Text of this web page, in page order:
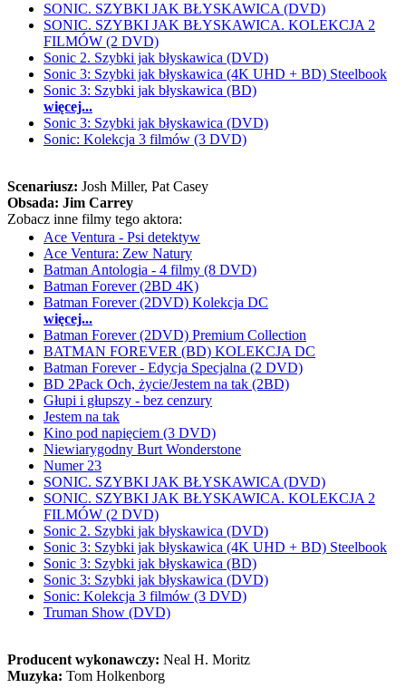
SONIC. SZYBKI JAK BŁYSKAWICA (DVD)
SONIC. SZYBKI JAK BŁYSKAWICA. KOLEKCJA 2
FILMÓW (2 DVD)
Sonic 2. Szybki jak błyskawica (DVD)
Sonic 3: Szybki jak błyskawica (4K UHD + BD) Steelbook
Sonic 3: Szybki jak błyskawica (BD)
więcej...
Sonic 3: Szybki jak błyskawica (DVD)
Sonic: Kolekcja 3 filmów (3 DVD)
Scenariusz: Josh Miller, Pat Casey
Obsada: Jim Carrey
Zobacz inne filmy tego aktora:
Ace Ventura - Psi detektyw
Ace Ventura: Zew Natury
Batman Antologia - 4 filmy (8 DVD)
Batman Forever (2BD 4K)
Batman Forever (2DVD) Kolekcja DC
więcej...
Batman Forever (2DVD) Premium Collection
BATMAN FOREVER (BD) KOLEKCJA DC
Batman Forever - Edycja Specjalna (2 DVD)
BD 2Pack Och, życie/Jestem na tak (2BD)
Głupi i głupszy - bez cenzury
Jestem na tak
Kino pod napięciem (3 DVD)
Niewiarygodny Burt Wonderstone
Numer 23
SONIC. SZYBKI JAK BŁYSKAWICA (DVD)
SONIC. SZYBKI JAK BŁYSKAWICA. KOLEKCJA 2
FILMÓW (2 DVD)
Sonic 2. Szybki jak błyskawica (DVD)
Sonic 3: Szybki jak błyskawica (4K UHD + BD) Steelbook
Sonic 3: Szybki jak błyskawica (BD)
Sonic 3: Szybki jak błyskawica (DVD)
Sonic: Kolekcja 3 filmów (3 DVD)
Truman Show (DVD)
Producent wykonawczy: Neal H. Moritz
Muzyka: Tom Holkenborg